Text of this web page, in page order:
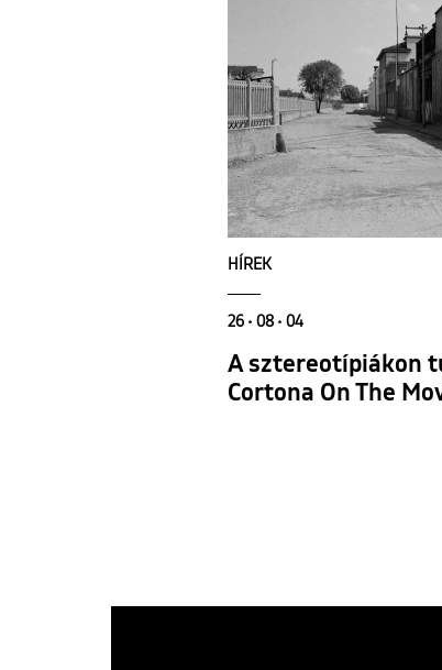
HÍREK
26 • 08 • 04
A sztereotípiákon
Cortona On The